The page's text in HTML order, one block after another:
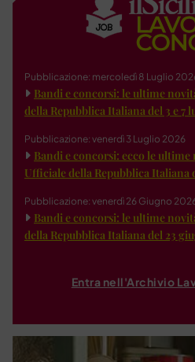
Pubblicazione: mercoledì 8 Luglio
Bandi e concorsi: le ultime
della Repubblica Italiana del 3 e 7
Pubblicazione: venerdì 3 Luglio 2026
Bandi e concorsi: ecco le ultime
Ufficiale della Repubblica Italiana
Pubblicazione: venerdì 26 Giugno
Bandi e concorsi: le ultime
della Repubblica Italiana del 23
Entra nell'Archivio